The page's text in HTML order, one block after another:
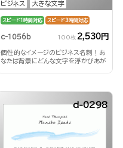
ビジネス 大きな文字
スピード1時間対応 スピード3時間対応
c-1056b 100枚 2,530円
個性的なイメージのビジネス名刺！あ
なたは背景にどんな文字を浮かびあが
d-0298